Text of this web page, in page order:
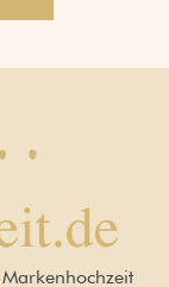
Markenhochzeit